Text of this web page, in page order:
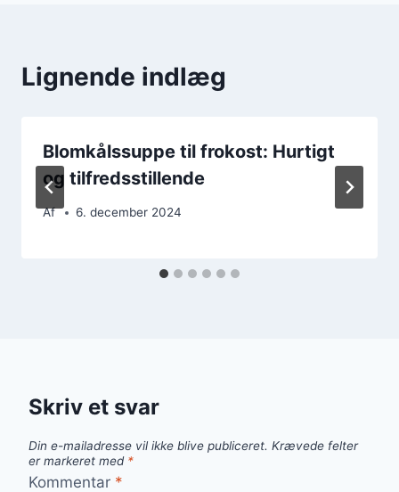
Lignende indlæg
Blomkålssuppe til frokost: Hurtigt
og tilfredsstillende
Af 6. december 2024
Skriv et svar
Din e-mailadresse vil ikke blive publiceret. Krævede felter
er markeret med *
Kommentar *